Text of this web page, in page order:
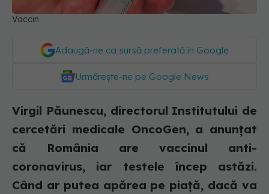
Vaccin
Adaugă-ne ca sursă preferată în Google
Urmărește-ne pe Google News
Virgil Păunescu, directorul Institutului de
cercetări medicale OncoGen, a anunțat
că România are vaccinul anti-
coronavirus, iar testele încep astăzi.
Când ar putea apărea pe piață, dacă va